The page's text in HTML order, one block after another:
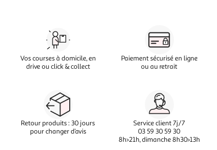
Vos courses à domicile, en
drive ou click & collect
Paiement sécurisé en ligne
ou au retrait
Retour produits : 30 jours
pour changer d’avis
Service client 7j/7
03 59 30 59 30
8h>21h, dimanche 8h30>13h